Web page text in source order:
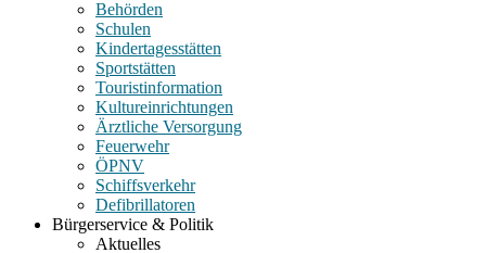
Behörden
Schulen
Kindertagesstätten
Sportstätten
Touristinformation
Kultureinrichtungen
Ärztliche Versorgung
Feuerwehr
ÖPNV
Schiffsverkehr
Defibrillatoren
Bürgerservice & Politik
Aktuelles